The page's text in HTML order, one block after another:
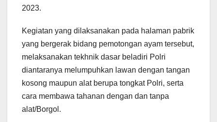
2023.
Kegiatan yang dilaksanakan pada halaman pabrik
yang bergerak bidang pemotongan ayam tersebut,
melaksanakan tekhnik dasar beladiri Polri
diantaranya melumpuhkan lawan dengan tangan
kosong maupun alat berupa tongkat Polri, serta
cara membawa tahanan dengan dan tanpa
alat/Borgol.